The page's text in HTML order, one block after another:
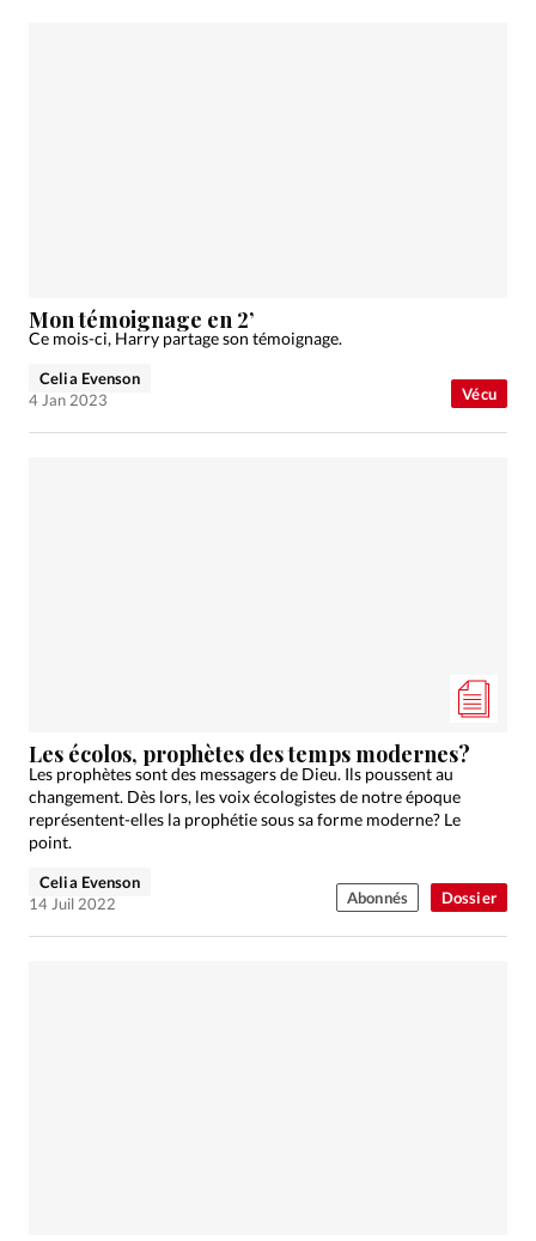
Vécu
Mon témoignage en 2’
Ce mois-ci, Harry partage son témoignage.
Celia Evenson
4 Jan 2023
Dossier
Les écolos, prophètes des temps modernes?
Les prophètes sont des messagers de Dieu. Ils poussent au
changement. Dès lors, les voix écologistes de notre époque
représentent-elles la prophétie sous sa forme moderne? Le
point.
Celia Evenson
14 Juil 2022
Abonnés